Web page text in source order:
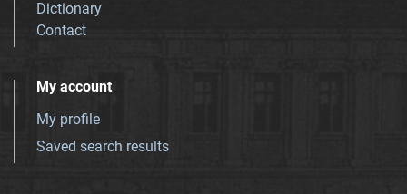
Dictionary
Contact
My account
My profile
Saved search results